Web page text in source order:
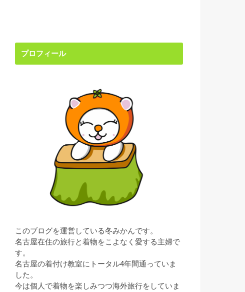
プロフィール
このブログを運営している冬みかんです。
名古屋在住の旅行と着物をこよなく愛する主婦で
す。
名古屋の着付け教室にトータル4年間通っていま
した。
今は個人で着物を楽しみつつ海外旅行をしていま